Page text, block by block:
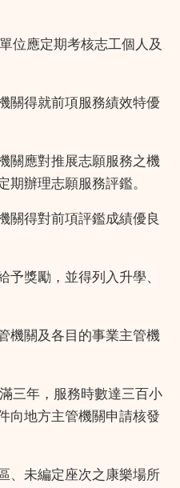
位應定期考核志工個人及
關得就前項服務績效特優
關應對推展志願服務之機
期辦理志願服務評鑑。
關得對前項評鑑成績優良
予獎勵，並得列入升學、
機關及各目的事業主管機
三年，服務時數達三百小
向地方主管機關申請核發
、未編定座次之康樂場所